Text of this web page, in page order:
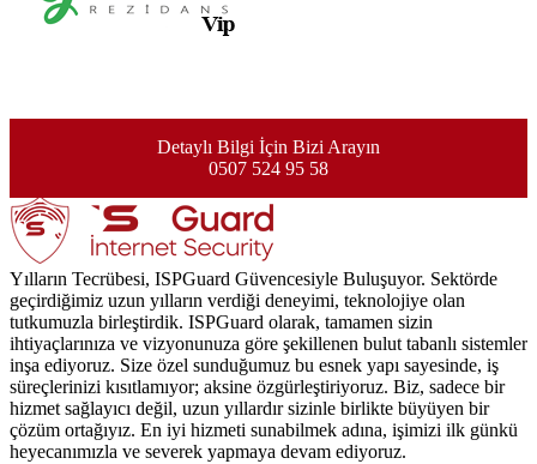
Detaylı Bilgi İçin Bizi Arayın
0507 524 95 58
Yılların Tecrübesi, ISPGuard Güvencesiyle Buluşuyor. Sektörde
geçirdiğimiz uzun yılların verdiği deneyimi, teknolojiye olan
tutkumuzla birleştirdik. ISPGuard olarak, tamamen sizin
ihtiyaçlarınıza ve vizyonunuza göre şekillenen bulut tabanlı sistemler
inşa ediyoruz. Size özel sunduğumuz bu esnek yapı sayesinde, iş
süreçlerinizi kısıtlamıyor; aksine özgürleştiriyoruz. Biz, sadece bir
hizmet sağlayıcı değil, uzun yıllardır sizinle birlikte büyüyen bir
çözüm ortağıyız. En iyi hizmeti sunabilmek adına, işimizi ilk günkü
heyecanımızla ve severek yapmaya devam ediyoruz.